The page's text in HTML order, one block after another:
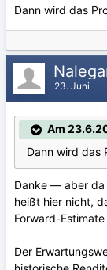
Dann wird das
23. Juni
Am
Dann wird das
Danke — aber da
heißt hier nicht,
Forward-
Der